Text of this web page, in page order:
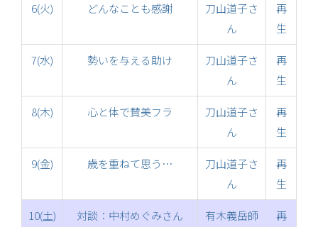
6(火) どんなことも感謝
刀山道子さ
ん
再
生
7(水) 勢いを与える助け
刀山道子さ
ん
再
生
8(木) 心と体で賛美フラ
刀山道子さ
ん
再
生
9(金) 歳を重ねて思う…
刀山道子さ
ん
再
生
10(土) 対談：中村めぐみさん 有木義岳師
再